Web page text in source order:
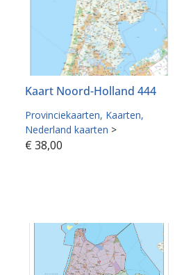
Kaart Noord-Holland 444
Provinciekaarten Kaarten
Nederland kaarten >
€ 38,00